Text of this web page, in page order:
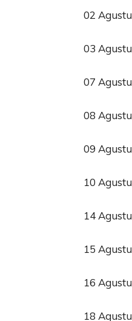
02
03
07
08
09
10
14
15
16
18